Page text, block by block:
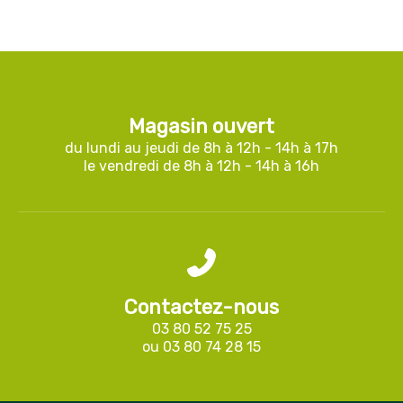
Magasin ouvert
du lundi au jeudi de 8h à 12h - 14h à 17h
le vendredi de 8h à 12h - 14h à 16h
Contactez-nous
03 80 52 75 25
ou 03 80 74 28 15